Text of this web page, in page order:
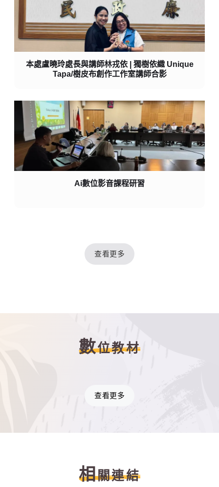
本處盧曉玲處長與講師林戎依 | 獨樹依織 Unique
Tapa/樹皮布創作工作室講師合影
Ai數位影音課程研習
查看更多
數位教材
查看更多
相關連結